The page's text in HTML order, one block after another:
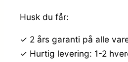
Husk du får:
✓ 2 års garanti på alle
✓ Hurtig levering: 1-2